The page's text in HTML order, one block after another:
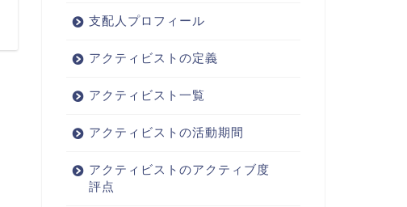
支配人プロフィール
アクティビストの定義
アクティビスト一覧
アクティビストの活動期間
アクティビストのアクティブ度
評点